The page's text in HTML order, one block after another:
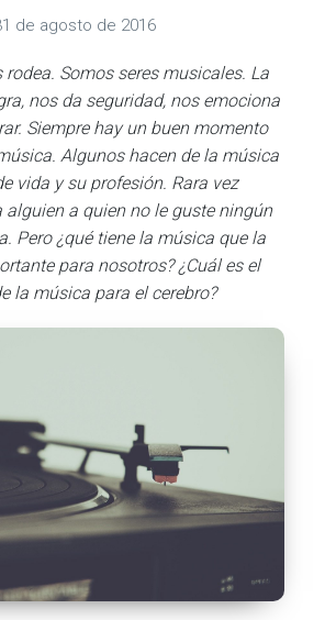
de agosto de 2016
Somos seres musicales. La
nos da seguridad, nos emociona
Siempre hay un buen momento
Algunos hacen de la música
vida y su profesión. Rara vez
alguien a quien no le guste ningún
Pero ¿qué tiene la música que la
para nosotros? ¿Cuál es el
la música para el cerebro?